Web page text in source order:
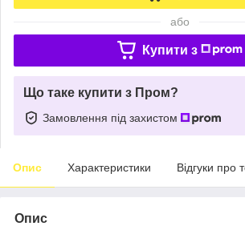
або
Купити з
Що таке купити з Пром?
Замовлення під захистом
Опис Характеристики Відгуки про
Опис